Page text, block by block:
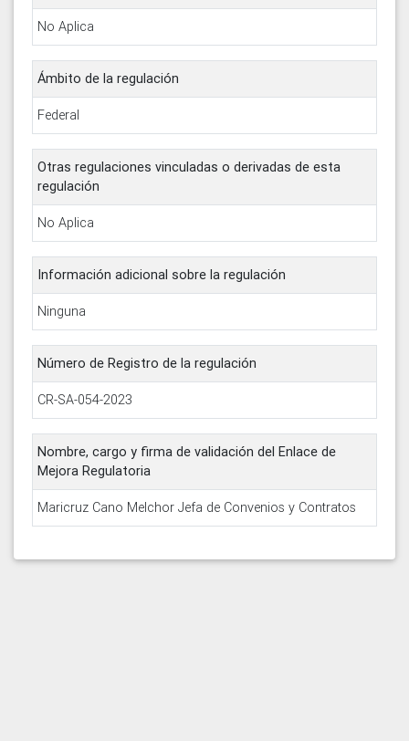
No Aplica
Ámbito de la regulación
Federal
Otras regulaciones vinculadas o derivadas de esta
regulación
No Aplica
Información adicional sobre la regulación
Ninguna
Número de Registro de la regulación
CR-SA-054-2023
Nombre, cargo y firma de validación del Enlace de
Mejora Regulatoria
Maricruz Cano Melchor Jefa de Convenios y Contratos